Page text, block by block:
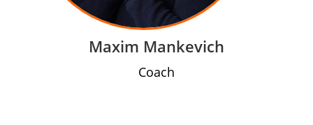
Maxim Mankevich
Coach